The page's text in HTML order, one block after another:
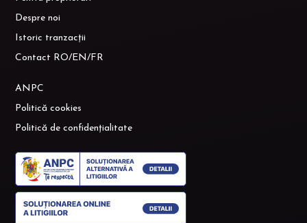
Despre noi
Istoric tranzacții
Contact RO/EN/FR
ANPC
Politică cookies
Politică de confidențialitate